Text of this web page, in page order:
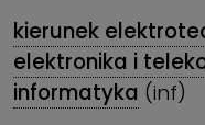
kierunek
elektronika i
informatyka (inf)